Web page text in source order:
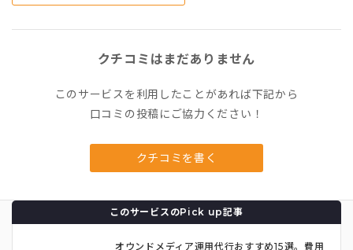
クチコミはまだありません
このサービスを利用したことがあれば下記から
口コミの投稿にご協力ください！
クチコミを書く
このサービスのPick up記事
オウンドメディア運用代行おすすめ15選。費用